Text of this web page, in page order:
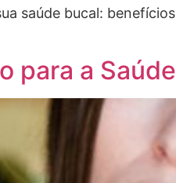
saúde bucal:
para a